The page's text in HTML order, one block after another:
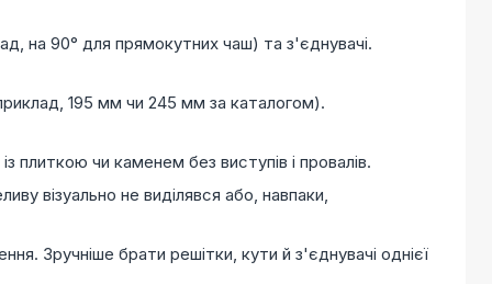
на 90° для прямокутних чаш) та з'єднувачі.
195 мм чи 245 мм за каталогом).
плиткою чи каменем без виступів і провалів.
візуально не виділявся або, навпаки,
Зручніше брати решітки, кути й з'єднувачі однієї